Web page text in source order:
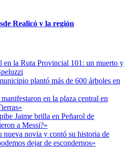
en la Ruta Provincial 101: un muerto y
plantó más de 600 árboles en
en la plaza central en
Jaime brilla en Peñarol de
a Messi?»
nueva novia y contó su historia de
dejar de escondernos»